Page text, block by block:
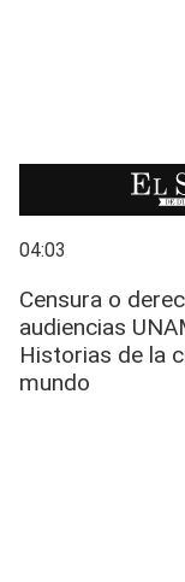
EL